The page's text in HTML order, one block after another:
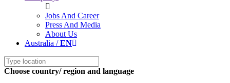
Jobs And Career
Press And Media
About Us
Australia /EN
Choose country/ region and language